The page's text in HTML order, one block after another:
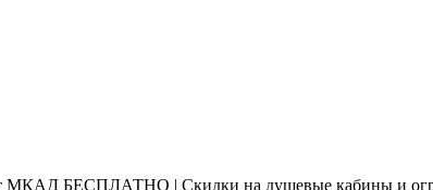
БЕСПЛАТНО | Скидки на душевые кабины и